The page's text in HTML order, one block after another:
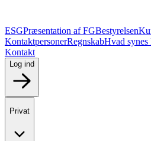
ESGPræsentation af FGBestyrelsen
KontaktpersonerRegnskabHvad synes
Kontakt
Log ind
Privat